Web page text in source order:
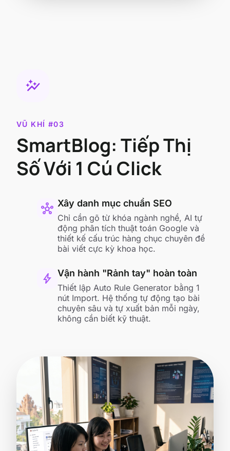
auto_graph
VŨ KHÍ #03
SmartBlog: Tiếp Thị
Số Với 1 Cú Click
hub Xây danh mục chuẩn SEO
Chỉ cần gõ từ khóa ngành nghề, AI tự
động phân tích thuật toán Google và
thiết kế cấu trúc hàng chục chuyên đề
bài viết cực kỳ khoa học.
bolt Vận hành "Rảnh tay" hoàn toàn
Thiết lập Auto Rule Generator bằng 1
nút Import. Hệ thống tự động tạo bài
chuyên sâu và tự xuất bản mỗi ngày,
không cần biết kỹ thuật.